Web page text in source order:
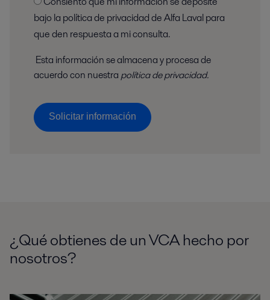
bajo la política de privacidad de Alfa Laval para
que den respuesta a mi consulta.
Esta información se almacena y procesa de
acuerdo con nuestra política de privacidad.
Solicitar información
¿Qué obtienes de un VCA hecho por
nosotros?